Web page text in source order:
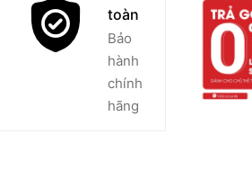
toàn
Bảo
hành
chính
hãng